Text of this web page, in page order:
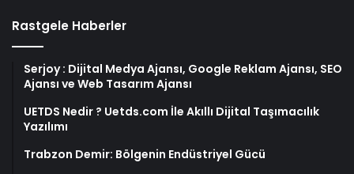
Rastgele Haberler
Serjoy : Dijital Medya Ajansı, Google Reklam Ajansı, SEO
Ajansı ve Web Tasarım Ajansı
UETDS Nedir ? Uetds.com İle Akıllı Dijital Taşımacılık
Yazılımı
Trabzon Demir: Bölgenin Endüstriyel Gücü